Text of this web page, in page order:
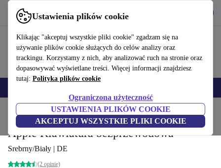
Ustawienia plików cookie
Klikając "akceptuj wszystkie pliki cookie" zgadzam się na
używanie plików cookie służących do celów analizy oraz
trackingu. Korzystamy z nich, aby analizować ruch na stronie oraz
dopasowywać wyświetlane treści. Więcej informacji znajdziesz
tutaj: Polityka plików cookie
Ograniczona użyteczność
USTAWIENIA PLIKÓW COOKIE
AKCEPTUJ WSZYSTKIE PLIKI COOKIE
Korzystaj z refurbed szybko i łatwo
Produkty Akcesoria komputerowe Apple akcesoria
Apple Klawiatura bezprzewodowa
Srebrny/Biały | DE
(2 opinie)